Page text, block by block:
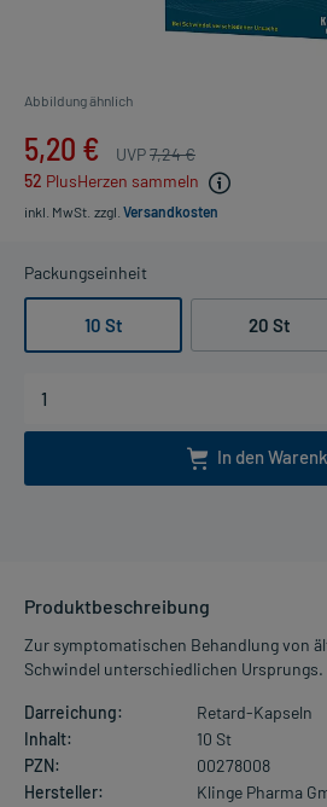
Abbildung ähnlich
5,20 € UVP7,24 €
52 PlusHerzen sammeln
inkl. MwSt. zzgl. Versandkosten
Packungseinheit
10 St 20 St
In den
Produktbeschreibung
Zur symptomatischen Behandlung von
Schwindel unterschiedlichen Ursprungs.
Darreichung:
Retard-Kapseln
Inhalt:
10 St
PZN:
00278008
Hersteller:
Klinge Pharma